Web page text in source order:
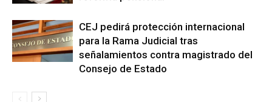
CEJ pedirá protección internacional
para la Rama Judicial tras
señalamientos contra magistrado del
Consejo de Estado